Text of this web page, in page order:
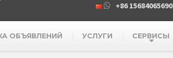
+86 15684065690
ОБЪЯВЛЕНИЙ УСЛУГИ СЕРВИСЫ